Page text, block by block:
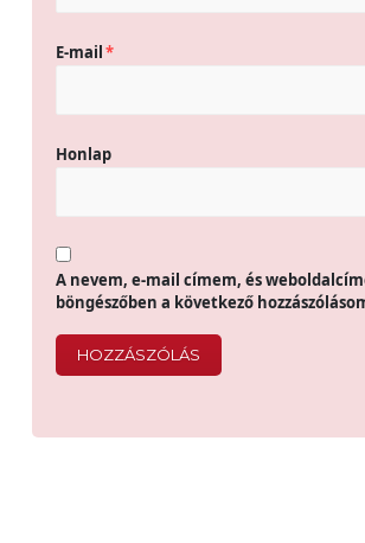
E-mail*
Honlap
A nevem, e-mail címem, és
böngészőben a következő